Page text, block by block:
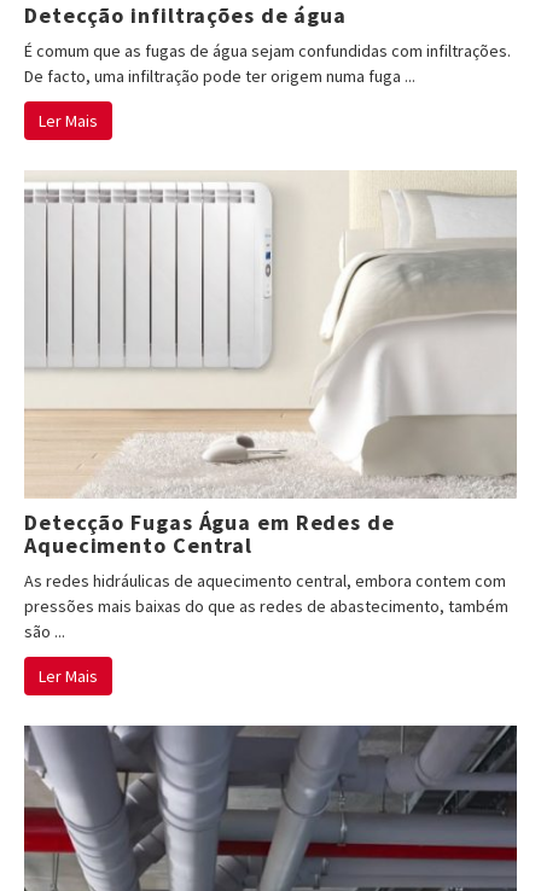
Detecção infiltrações de água
É comum que as fugas de água sejam confundidas com infiltrações.
De facto, uma infiltração pode ter origem numa fuga ...
Ler Mais
Detecção Fugas Água em Redes de
Aquecimento Central
As redes hidráulicas de aquecimento central, embora contem com
pressões mais baixas do que as redes de abastecimento, também
são ...
Ler Mais